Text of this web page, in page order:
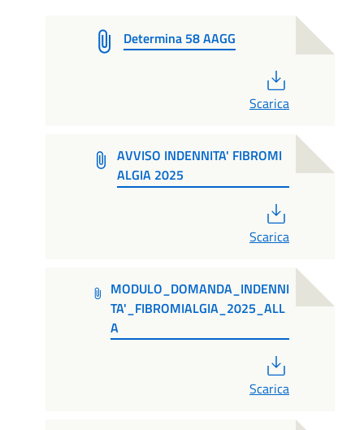
Determina 58 AAGG
Scarica
AVVISO INDENNITA' FIBROMI
ALGIA 2025
Scarica
MODULO_DOMANDA_INDENNI
TA'_FIBROMIALGIA_2025_ALL
A
Scarica